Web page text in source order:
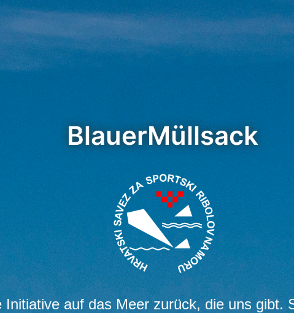
BlauerMüllsack
Initiative auf das Meer zurück, die uns gibt.